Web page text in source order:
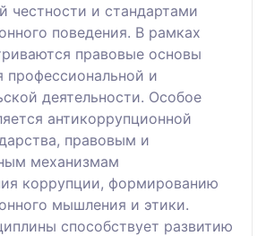
честности и стандартами
поведения. В рамках
правовые основы
профессиональной и
деятельности. Особое
антикоррупционной
правовым и
механизмам
коррупции, формированию
мышления и этики.
способствует развитию